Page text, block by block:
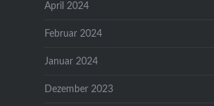
April 2024
Februar 2024
Januar 2024
Dezember 2023